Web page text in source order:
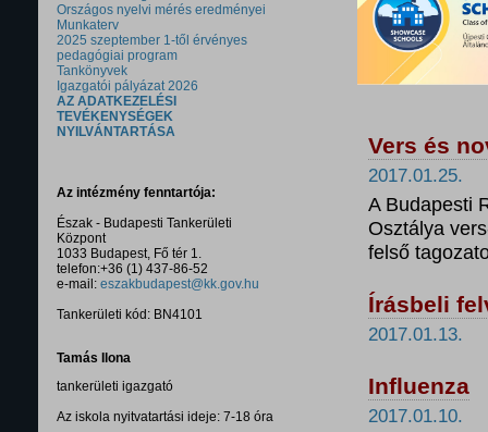
Országos nyelvi mérés eredményei
Munkaterv
2025 szeptember 1-től érvényes
pedagógiai program
Tankönyvek
Igazgatói pályázat 2026
AZ ADATKEZELÉSI
TEVÉKENYSÉGEK
NYILVÁNTARTÁSA
Az intézmény fenntartója:
Észak - Budapesti Tankerületi
Központ
1033 Budapest, Fő tér 1.
telefon:+36 (1) 437-86-52
e-mail: eszakbudapest@kk.gov.hu
Tankerületi kód: BN4101
Tamás Ilona
tankerületi igazgató
Az iskola nyitvatartási ideje: 7-18 óra
Vers és
2017.01.25.
A Budapesti
Osztálya
felső
Írásbeli
2017.01.13.
Influenza
2017.01.10.